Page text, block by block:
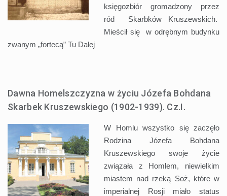
księgozbiór gromadzony przez
ród Skarbków Kruszewskich.
Mieścił się w odrębnym budynku
zwanym „fortecą” Tu Dalej
Dawna Homelszczyzna w życiu Józefa Bohdana
Skarbek Kruszewskiego (1902-1939). Cz.I.
W Homlu wszystko się zaczęło
Rodzina Józefa Bohdana
Kruszewskiego swoje życie
związała z Homlem, niewielkim
miastem nad rzeką Soż, które w
imperialnej Rosji miało status